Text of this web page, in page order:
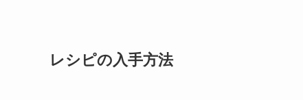
レシピの入手方法